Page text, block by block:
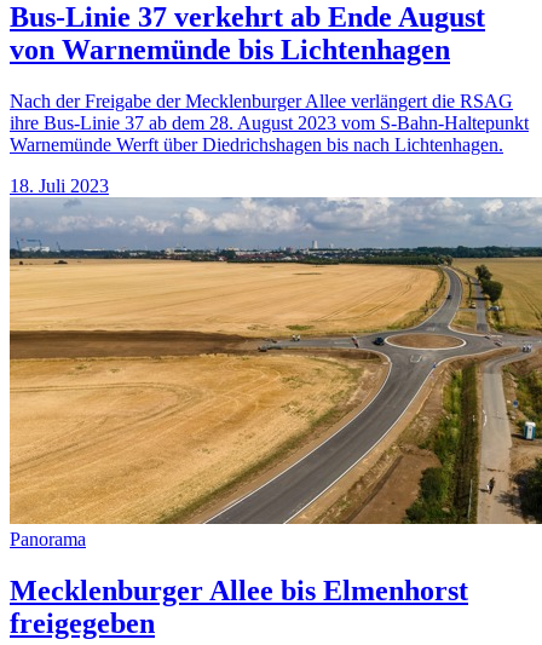
Bus-Linie 37 verkehrt ab Ende August
von Warnemünde bis Lichtenhagen
Nach der Freigabe der Mecklenburger Allee verlängert die RSAG
ihre Bus-Linie 37 ab dem 28. August 2023 vom S-Bahn-Haltepunkt
Warnemünde Werft über Diedrichshagen bis nach Lichtenhagen.
18. Juli 2023
Panorama
Mecklenburger Allee bis Elmenhorst
freigegeben